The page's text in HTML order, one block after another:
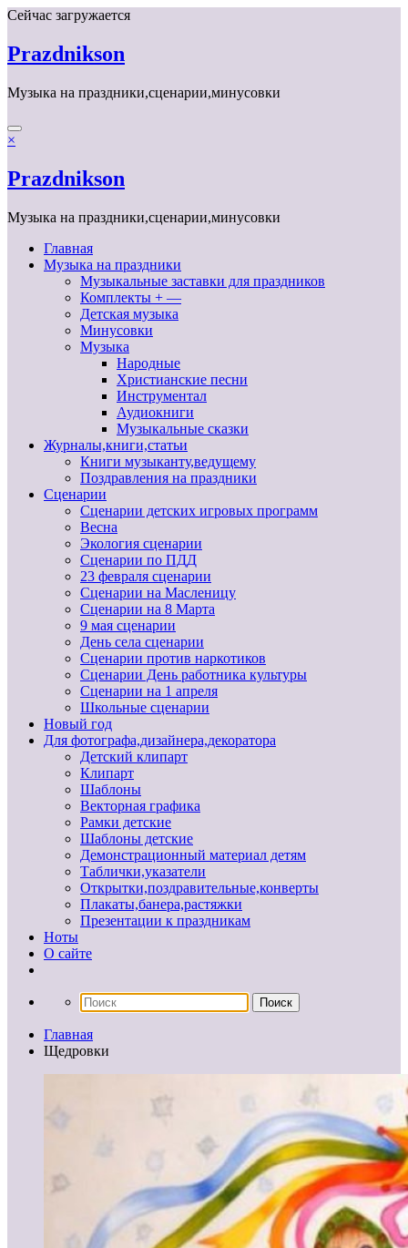
Перейти
содержимому
Сейчас загружается
Prazdnikson
Музыка на праздники,сценарии,минусовки
×
Prazdnikson
Музыка на праздники,сценарии,минусовки
Главная
Музыка на праздники
Музыкальные заставки для праздников
Комплекты + —
Детская музыка
Минусовки
Музыка
Народные
Христианские песни
Инструментал
Аудиокниги
Музыкальные сказки
Журналы,книги,статьи
Книги музыканту,ведущему
Поздравления на праздники
Сценарии
Сценарии детских игровых программ
Весна
Экология сценарии
Сценарии по ПДД
23 февраля сценарии
Сценарии на Масленицу
Сценарии на 8 Марта
9 мая сценарии
День села сценарии
Сценарии против наркотиков
Сценарии День работника культуры
Сценарии на 1 апреля
Школьные сценарии
Новый год
Для фотографа,дизайнера,декоратора
Детский клипарт
Клипарт
Шаблоны
Векторная графика
Рамки детские
Шаблоны детские
Демонстрационный материал детям
Таблички,указатели
Открытки,поздравительные,конверты
Плакаты,банера,растяжки
Презентации к праздникам
Ноты
О сайте
Главная
Щедровки